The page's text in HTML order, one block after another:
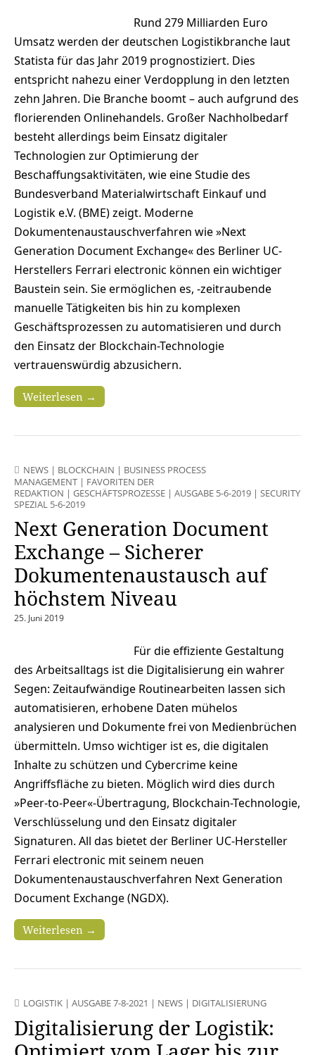
Rund 279 Milliarden Euro
Umsatz werden der deutschen Logistikbranche laut
Statista für das Jahr 2019 prognostiziert. Dies
entspricht nahezu einer Verdopplung in den letzten
zehn Jahren. Die Branche boomt – auch aufgrund des
florierenden Onlinehandels. Großer Nachholbedarf
besteht allerdings beim Einsatz digitaler
Technologien zur Optimierung der
Beschaffungsaktivitäten, wie eine Studie des
Bundesverband Materialwirtschaft Einkauf und
Logistik e.V. (BME) zeigt. Moderne
Dokumentenaustauschverfahren wie »Next
Generation Document Exchange« des Berliner UC-
Herstellers Ferrari electronic können ein wichtiger
Baustein sein. Sie ermöglichen es, -zeitraubende
manuelle Tätigkeiten bis hin zu komplexen
Geschäftsprozessen zu automatisieren und durch
den Einsatz der Blockchain-Technologie
vertrauenswürdig abzusichern.
Weiterlesen →
NEWS | BLOCKCHAIN | BUSINESS PROCESS
MANAGEMENT | FAVORITEN DER
REDAKTION | GESCHÄFTSPROZESSE | AUSGABE 5-6-2019 | SECURITY
SPEZIAL 5-6-2019
Next Generation Document
Exchange – Sicherer
Dokumentenaustausch auf
höchstem Niveau
25. Juni 2019
Für die effiziente Gestaltung
des Arbeitsalltags ist die Digitalisierung ein wahrer
Segen: Zeitaufwändige Routinearbeiten lassen sich
automatisieren, erhobene Daten mühelos
analysieren und Dokumente frei von Medienbrüchen
übermitteln. Umso wichtiger ist es, die digitalen
Inhalte zu schützen und Cybercrime keine
Angriffsfläche zu bieten. Möglich wird dies durch
»Peer-to-Peer«-Übertragung, Blockchain-Technologie,
Verschlüsselung und den Einsatz digitaler
Signaturen. All das bietet der Berliner UC-Hersteller
Ferrari electronic mit seinem neuen
Dokumentenaustauschverfahren Next Generation
Document Exchange (NGDX).
Weiterlesen →
LOGISTIK | AUSGABE 7-8-2021 | NEWS | DIGITALISIERUNG
Digitalisierung der Logistik: